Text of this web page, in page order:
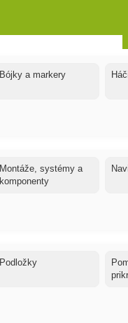
Bójky a markery
Montáže, systémy a
komponenty
Podložky